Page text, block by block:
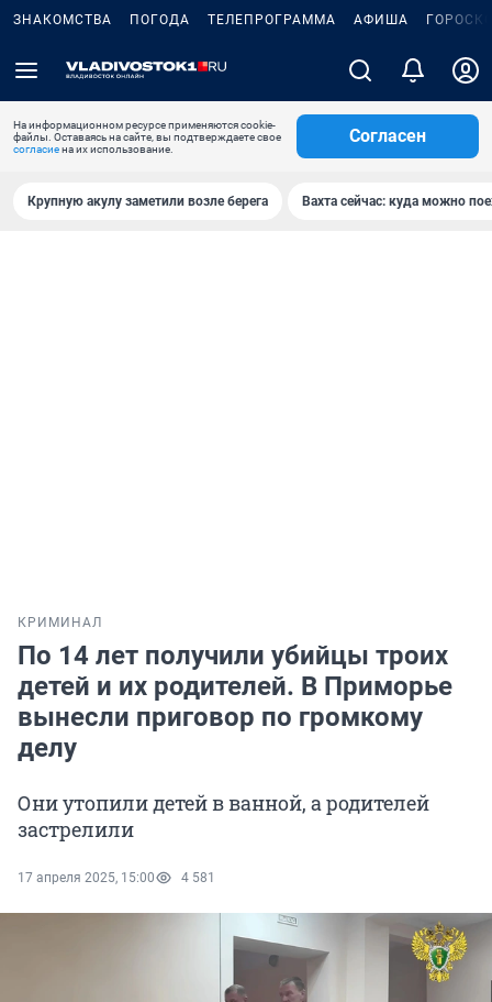
ЗНАКОМСТВА ПОГОДА ТЕЛЕПРОГРАММА АФИША
На информационном ресурсе применяются cookie-
файлы. Оставаясь на сайте, вы подтверждаете свое
согласиена их использование.
Согласен
Крупную акулу заметили возле берега Вахта сейчас: куда можно
КРИМИНАЛ
По 14 лет получили убийцы троих
детей и их родителей. В Приморье
вынесли приговор по громкому
делу
Они утопили детей в ванной, а родителей
застрелили
17 апреля 2025, 15:00 4 581